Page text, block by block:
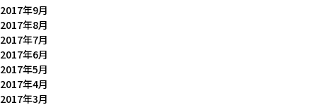
2017年9月
2017年8月
2017年7月
2017年6月
2017年5月
2017年4月
2017年3月